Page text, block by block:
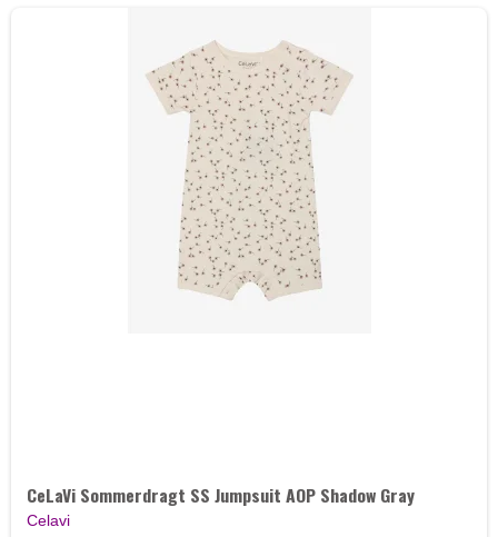
CeLaVi Sommerdragt SS Jumpsuit AOP Shadow Gray
Celavi